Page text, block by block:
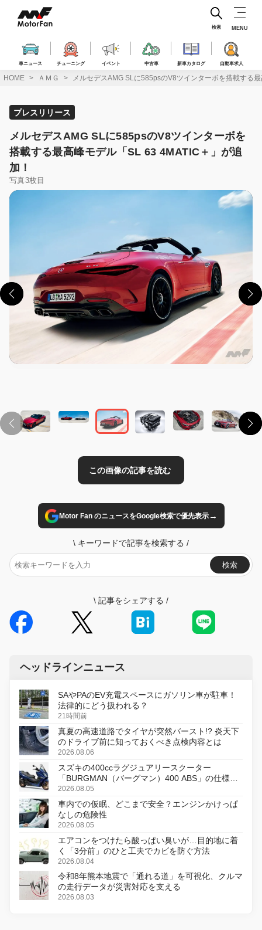
ス
車ニュース チューニング イベント 中古車 新車カタログ 自動車求人
検索 MENU
HOME ＡＭＧ メルセデスAMG SLに585psのV8ツインターボを搭載する
プレスリリース
メルセデスAMG SLに585psのV8ツインターボを
搭載する最高峰モデル「SL 63 4MATIC＋」が追
加！
写真3枚目
Motor Fan のニュースをGoogle検索で優先表示→
\ キーワードで記事を検索する /
検索
\ 記事をシェアする /
ヘッドラインニュース
SAやPAのEV充電スペースにガソリン車が駐車！
法律的にどう扱われる？
21時間前
真夏の高速道路でタイヤが突然バースト!? 炎天下
のドライブ前に知っておくべき点検内容とは
2026.08.06
スズキの400ccラグジュアリースクーター
「BURGMAN（バーグマン）400 ABS」の仕様を
変更し、8月18日に発売
2026.08.05
車内での仮眠、どこまで安全？エンジンかけっぱ
なしの危険性
2026.08.05
エアコンをつけたら酸っぱい臭いが…目的地に着
く「3分前」のひと工夫でカビを防ぐ方法
2026.08.04
令和8年熊本地震で「通れる道」を可視化、クルマ
の走行データが災害対応を支える
2026.08.03